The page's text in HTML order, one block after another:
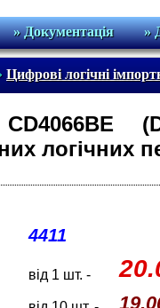
» Документація »
Цифрові логічні
логічних
4411
від 1 шт. -